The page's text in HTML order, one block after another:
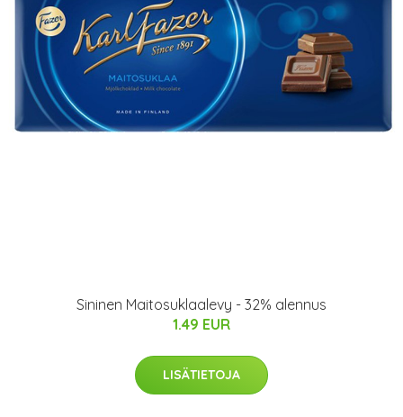
Sininen Maitosuklaalevy - 32% alennus
1.49 EUR
LISÄTIETOJA